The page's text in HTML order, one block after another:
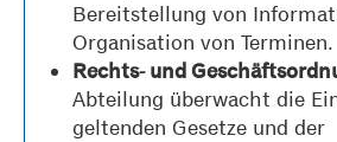
Bereitstellung von
Organisation von Terminen.
Rechts- und
Abteilung überwacht die
geltenden Gesetze und der